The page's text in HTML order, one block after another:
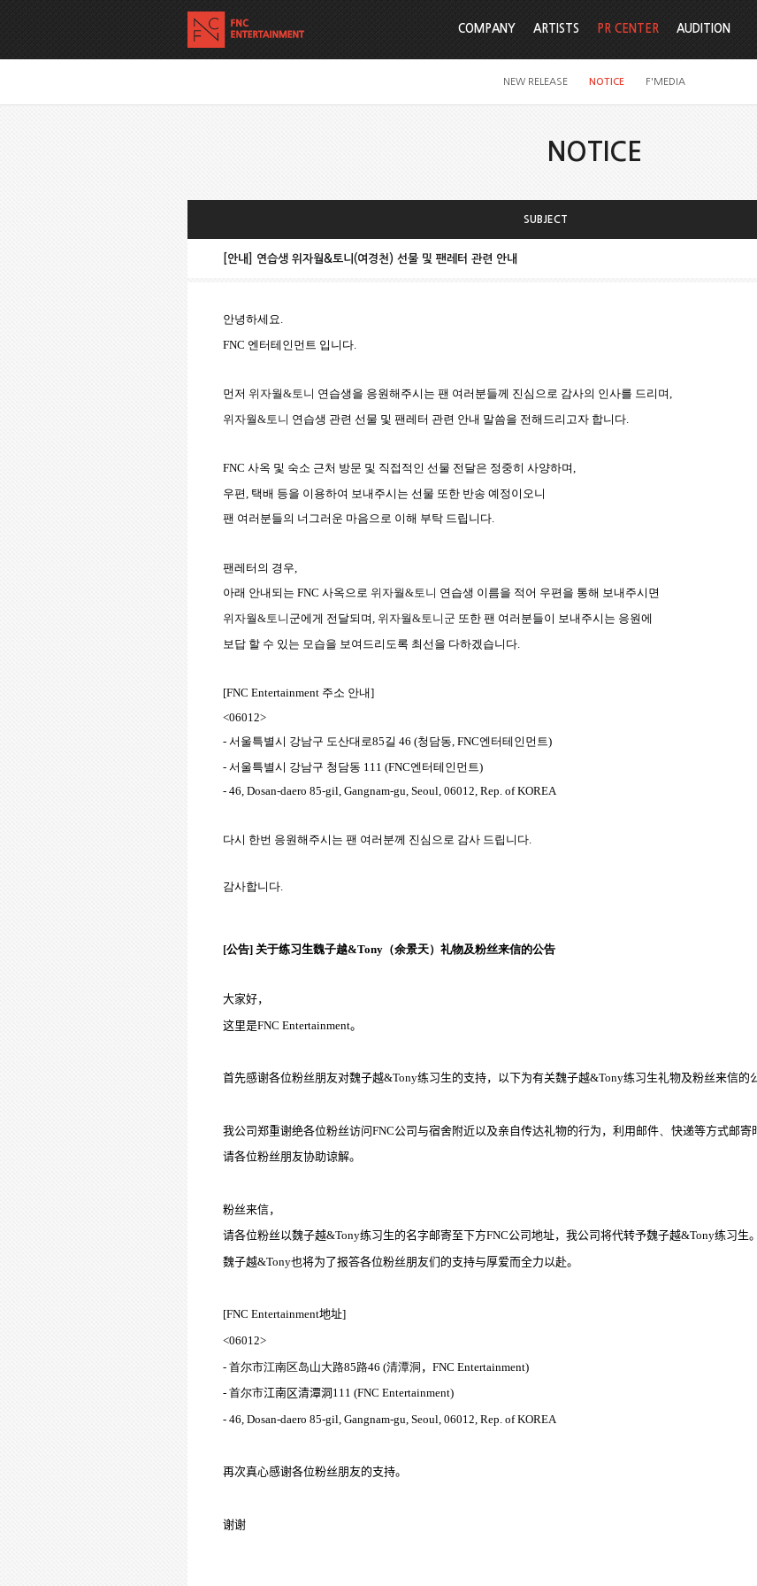
COMPANY ARTISTS PR CENTER
NEW RELEASE NOTICE F'MEDIA
AUDITION
NOTICE
SUBJECT
[안내] 연습생 위자월&토니(여경천) 선물 및 팬레터 관련 안내
안녕하세요.
FNC 엔터테인먼트 입니다
먼저 위자월&토니 연습생을 응원해주시는 팬 여러분들께 진심으로 감사의 인사를 드리며
위자월&토니 연습생 관련 선물 및 팬레터 관련 안내 말씀을 전해드리고자 합니다
FNC 사옥 및 숙소 근처 방문 및 직접적인 선물 전달은 정중히 사양하며
우편 택배 등을 이용하여 보내주시는 선물 또한 반송 예정이오니
팬 여러분들의 너그러운 마음으로 이해 부탁 드립니다.
팬레터의 경우
아래 안내되는 FNC 사옥으로 위자월&토니 연습생 이름을 적어 우편을 통해 보내주시면
위자월&토니 군에게 전달되며 위자월&토니군 또한 팬 여러분들이 보내주시는 응원에
보답 할 수 있는 모습을 보여드리도록 최선을 다하겠습니다
[FNC Entertainment 주소 안내]
<06012>
- 서울특별시 강남구 도산대로85길 46 (청담동, FNC엔터테인먼트)
- 서울특별시 강남구 청담동 111 (FNC엔터테인먼트)
- 46, Dosan-daero 85-gil, Gangnam-gu, Seoul, 06012, Rep. of KOREA
다시 한번 응원해주시는 팬 여러분께 진심으로 감사 드립니다
감사합니다.
[公告] 关于练习生魏子越&Tony （余景天）礼物及粉丝来信的公告
大家好，
这里是FNC Entertainment。
首先感谢各位粉丝朋友对魏子越&Tony练习生的支持，以下为有关魏子越&Tony练习生礼物及粉丝来信的
我公司郑重谢绝各位粉丝访问FNC公司与宿舍附近以及亲自传达礼物的行为，利用邮件
快递等方式邮寄
请各位粉丝朋友协助谅解。
粉丝来信，
请各位粉丝以魏子越&Tony练习生的名字邮寄至下方FNC公司地址，我公司将代转予魏子越&Tony练习生。
魏子越&Tony也将为了报答各位粉丝朋友们的支持与厚爱而全力以赴。
[FNC Entertainment地址]
<06012>
- 首尔市江南区岛山大路85路46 (清潭洞 ， FNC Entertainment)
- 首尔市江南区清潭洞 111 (FNC Entertainment)
- 46, Dosan-daero 85-gil, Gangnam-gu, Seoul, 06012, Rep. of KOREA
再次真心感谢各位粉丝朋友的支持。
谢谢